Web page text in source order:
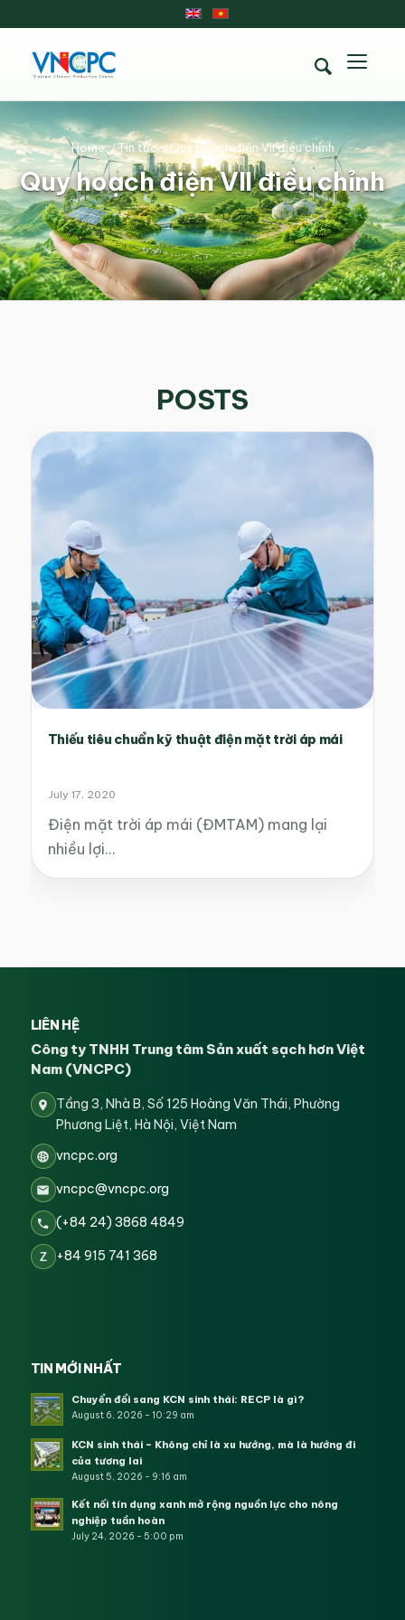
Quy hoạch điện VII điều chỉnh
Home /Tin tức /Quy hoạch điện VII điều chỉnh
POSTS
Thiếu tiêu chuẩn kỹ thuật điện mặt trời áp mái
July 17, 2020
Điện mặt trời áp mái (ĐMTAM) mang lại
nhiều lợi…
LIÊN HỆ
Công ty TNHH Trung tâm Sản xuất sạch hơn Việt
Nam (VNCPC)
Tầng 3, Nhà B, Số 125 Hoàng Văn Thái, Phường
Phương Liệt, Hà Nội, Việt Nam
vncpc.org
vncpc@vncpc.org
(+84 24) 3868 4849
Z +84 915 741 368
TIN MỚI NHẤT
Chuyển đổi sang KCN sinh thái: RECP là gì?
August 6, 2026 - 10:29 am
KCN sinh thái – Không chỉ là xu hướng, mà là hướng đi
của tương lai
August 5, 2026 - 9:16 am
Kết nối tín dụng xanh mở rộng nguồn lực cho nông
nghiệp tuần hoàn
July 24, 2026 - 5:00 pm